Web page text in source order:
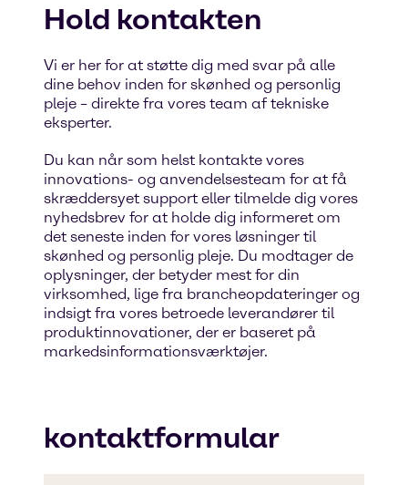
Hold kontakten
Vi er her for at støtte dig med svar på alle
dine behov inden for skønhed og personlig
pleje – direkte fra vores team af tekniske
eksperter.
Du kan når som helst kontakte vores
innovations- og anvendelsesteam for at få
skræddersyet support eller tilmelde dig vores
nyhedsbrev for at holde dig informeret om
det seneste inden for vores løsninger til
skønhed og personlig pleje. Du modtager de
oplysninger, der betyder mest for din
virksomhed, lige fra brancheopdateringer og
indsigt fra vores betroede leverandører til
produktinnovationer, der er baseret på
markedsinformationsværktøjer.
kontaktformular